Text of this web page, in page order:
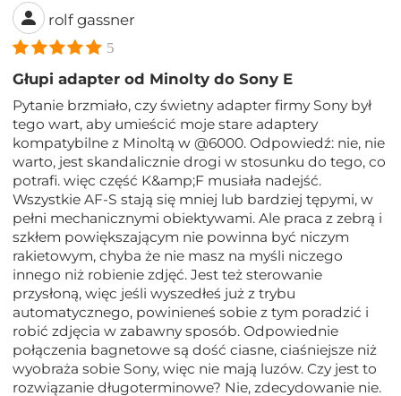
rolf gassner
5
Głupi adapter od Minolty do Sony E
Pytanie brzmiało, czy świetny adapter firmy Sony był
tego wart, aby umieścić moje stare adaptery
kompatybilne z Minoltą w @6000. Odpowiedź: nie, nie
warto, jest skandalicznie drogi w stosunku do tego, co
potrafi. więc część K&amp;F musiała nadejść.
Wszystkie AF-S stają się mniej lub bardziej tępymi, w
pełni mechanicznymi obiektywami. Ale praca z zebrą i
szkłem powiększającym nie powinna być niczym
rakietowym, chyba że nie masz na myśli niczego
innego niż robienie zdjęć. Jest też sterowanie
przysłoną, więc jeśli wyszedłeś już z trybu
automatycznego, powinieneś sobie z tym poradzić i
robić zdjęcia w zabawny sposób. Odpowiednie
połączenia bagnetowe są dość ciasne, ciaśniejsze niż
wyobraża sobie Sony, więc nie mają luzów. Czy jest to
rozwiązanie długoterminowe? Nie, zdecydowanie nie.